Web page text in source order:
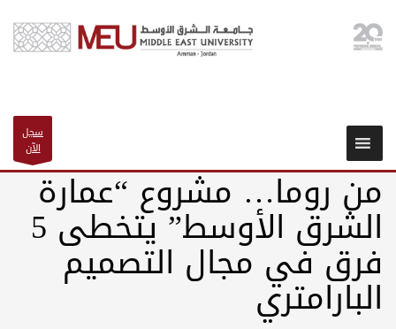
سجل
الآن
من روما… مشروع “عمارة
الشرق الأوسط” يتخطى 5
فرق في مجال التصميم
البارامتري